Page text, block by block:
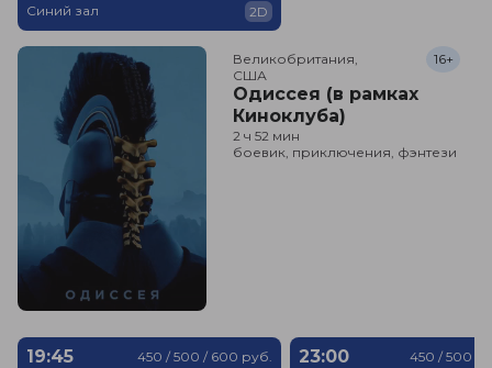
Синий зал
2D
Великобритания,
США
Одиссея (в рамках
Киноклуба)
16+
2 ч 52 мин
боевик, приключения, фэнтези
19:45
450 / 500 / 600 руб.
23:00 450 / 500 /